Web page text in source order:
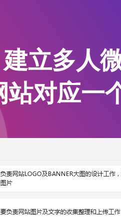
建立多人
站对应一